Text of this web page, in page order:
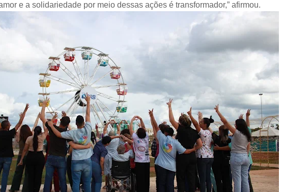
e a solidariedade por meio dessas ações é transformador,” afirmou.